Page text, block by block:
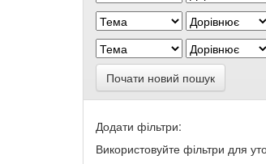
Почати новий пошук
Додати фільтри:
Використовуйте фільтри для